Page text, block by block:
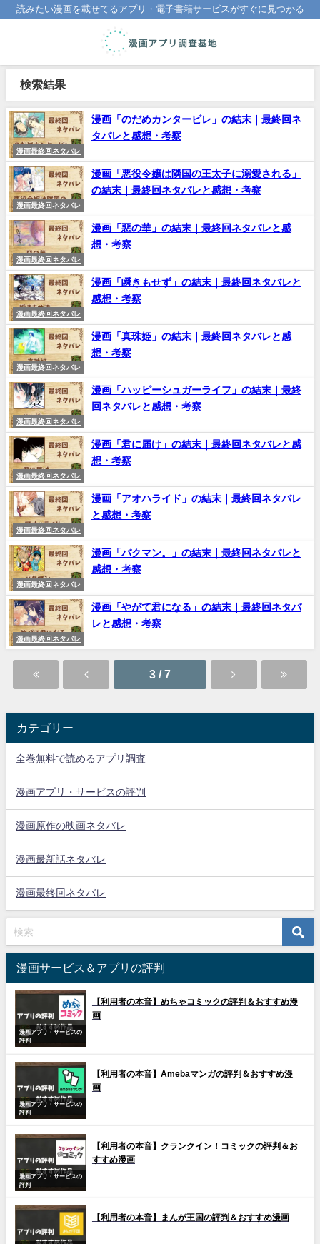
読みたい漫画を載せてるアプリ・電子書籍サービスがすぐに見つかる
検索結果
漫画最終回ネタバレ
漫画「のだめカンタービレ」の結末｜最終回ネ
タバレと感想・考察
漫画最終回ネタバレ
漫画「悪役令嬢は隣国の王太子に溺愛される」
の結末｜最終回ネタバレと感想・考察
漫画最終回ネタバレ
漫画「惡の華」の結末｜最終回ネタバレと感
想・考察
漫画最終回ネタバレ
漫画「瞬きもせず」の結末｜最終回ネタバレと
感想・考察
漫画最終回ネタバレ
漫画「真珠姫」の結末｜最終回ネタバレと感
想・考察
漫画最終回ネタバレ
漫画「ハッピーシュガーライフ」の結末｜最終
回ネタバレと感想・考察
漫画最終回ネタバレ
漫画「君に届け」の結末｜最終回ネタバレと感
想・考察
漫画最終回ネタバレ
漫画「アオハライド」の結末｜最終回ネタバレ
と感想・考察
漫画最終回ネタバレ
漫画「バクマン。」の結末｜最終回ネタバレと
感想・考察
漫画最終回ネタバレ
漫画「やがて君になる」の結末｜最終回ネタバ
レと感想・考察
3 / 7
カテゴリー
全巻無料で読めるアプリ調査
漫画アプリ・サービスの評判
漫画原作の映画ネタバレ
漫画最新話ネタバレ
漫画最終回ネタバレ
漫画サービス＆アプリの評判
漫画アプリ・サービスの
評判
【利用者の本音】めちゃコミックの評判＆おすすめ漫
画
漫画アプリ・サービスの
評判
【利用者の本音】Amebaマンガの評判＆おすすめ漫
画
漫画アプリ・サービスの
評判
【利用者の本音】クランクイン！コミックの評判＆お
すすめ漫画
【利用者の本音】まんが王国の評判＆おすすめ漫画